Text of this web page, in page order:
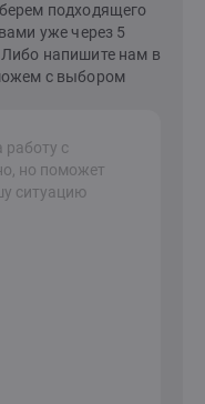
здесь, чтобы
лучшей жизни.
подходящего
уже через 5
напишите нам в
с выбором